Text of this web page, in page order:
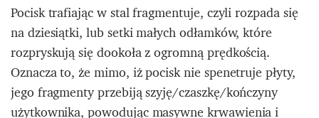
Pocisk trafiając w stal fragmentuje, czyli rozpada się
na dziesiątki, lub setki małych odłamków, które
rozpryskują się dookoła z ogromną prędkością.
Oznacza to, że mimo, iż pocisk nie spenetruje płyty,
jego fragmenty przebiją szyję/czaszkę/kończyny
użytkownika, powodując masywne krwawienia i